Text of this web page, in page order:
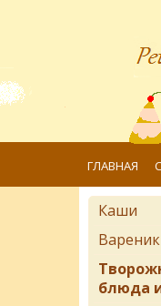
ГЛАВНАЯ
Каши
блюда